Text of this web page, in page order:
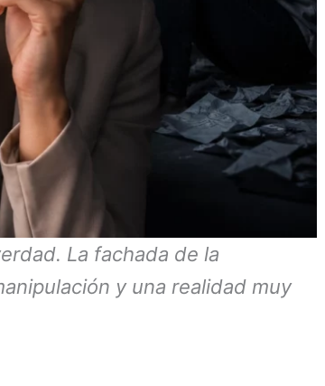
La fachada de la
y una realidad muy